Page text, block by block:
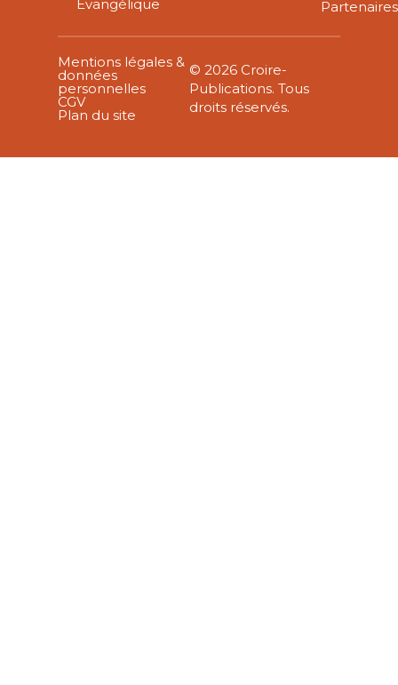
Évangélique Partenaires
Mentions légales &
données
personnelles
CGV
Plan du site
© 2026 Croire-
Publications. Tous
droits réservés.